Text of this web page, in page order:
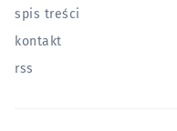
spis treści
kontakt
rss